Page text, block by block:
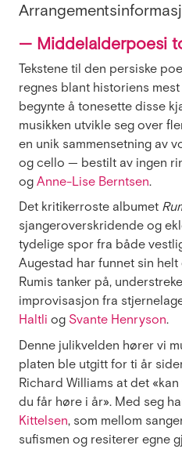
— Middelalderpoesi
Tekstene til den persiske
regnes blant historiens mest
begynte å tonesette disse
musikken utvikle seg over
en unik sammensetning av
og cello — bestilt av ingen
ogAnne-Lise Berntsen.
Det kritikerroste albumet
sjangeroverskridende og
tydelige spor fra både
Augestad har funnet sin
Rumis tanker på,
improvisasjon fra
Haltli og Svante Henryson.
Denne julikvelden hører vi
platen ble utgitt for ti år
Richard Williams at det
du får høre i år». Med seg
Kittelsen, som mellom
sufismen og resiterer egne